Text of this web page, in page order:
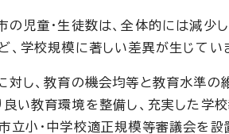
の児童・生徒数は、全体的には減少
、学校規模に著しい差異が生じてい
対し、教育の機会均等と教育水準
良い教育環境を整備し、充実した学
立小・中学校適正規模等審議会を設